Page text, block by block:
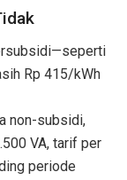
Rp 415/kWh
non-subsidi,
VA, tarif per
periode